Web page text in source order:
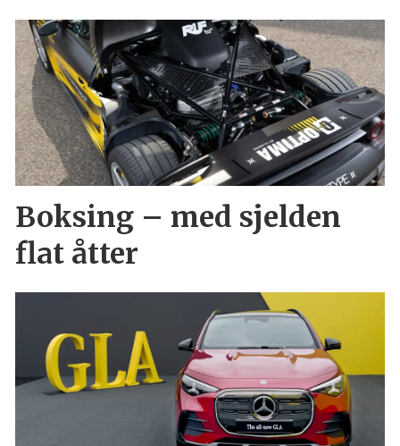
Boksing – med sjelden
flat åtter